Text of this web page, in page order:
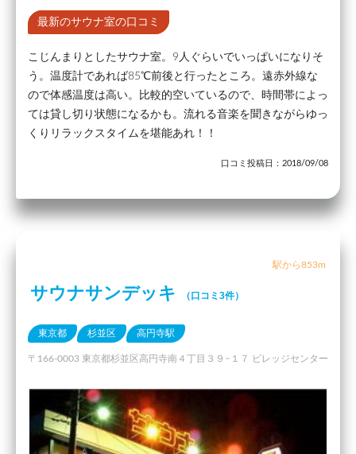
最新のサウナ室の口コミ
こじんまりとしたサウナ室。9人ぐらいでいっぱいになりそ
う。温度計であれば85℃前後と行ったところ。遠赤外線な
ので体感温度は高い。比較的空いているので、時間帯によっ
ては貸し切り状態になるかも。流れる音楽を聞きながらゆっ
くりリラックスタイムを堪能あれ！！
口コミ投稿日：2018/09/08
駅から853m
サウナサンデッキ （口コミ3件）
東京都 杉並区 高円寺駅
〒166-0003 東京都杉並区高円寺南４丁目３９−１７ ビレッジセンター